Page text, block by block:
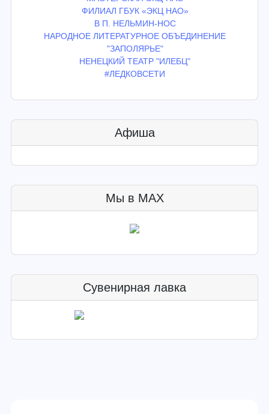
ФИЛИАЛ ГБУК «ЭКЦ НАО»
В П. НЕЛЬМИН-НОС
НАРОДНОЕ ЛИТЕРАТУРНОЕ ОБЪЕДИНЕНИЕ
"ЗАПОЛЯРЬЕ"
НЕНЕЦКИЙ ТЕАТР "ИЛЕБЦ"
#ЛЕДКОВСЕТИ
Афиша
Мы в MAX
Сувенирная лавка